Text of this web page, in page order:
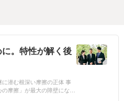
。特性が解く後
潜む根深い摩擦の正体 事
摩擦」が最大の障壁になる